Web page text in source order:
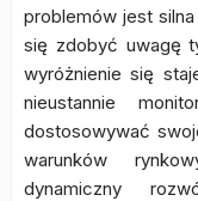
problemów jest
się zdobyć uwagę
wyróżnienie się
nieustannie
dostosowywać
warunków
dynamiczny